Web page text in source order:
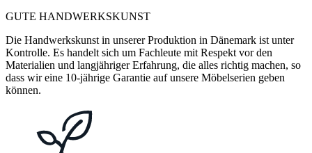
GUTE HANDWERKSKUNST
Die Handwerkskunst in unserer Produktion in Dänemark ist unter
Kontrolle. Es handelt sich um Fachleute mit Respekt vor den
Materialien und langjähriger Erfahrung, die alles richtig machen, so
dass wir eine 10-jährige Garantie auf unsere Möbelserien geben
können.